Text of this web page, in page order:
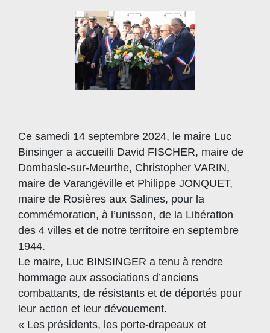
Ce samedi 14 septembre 2024, le maire Luc
Binsinger a accueilli David FISCHER, maire de
Dombasle-sur-Meurthe, Christopher VARIN,
maire de Varangéville et Philippe JONQUET,
maire de Rosières aux Salines, pour la
commémoration, à l’unisson, de la Libération
des 4 villes et de notre territoire en septembre
1944.
Le maire, Luc BINSINGER a tenu à rendre
hommage aux associations d’anciens
combattants, de résistants et de déportés pour
leur action et leur dévouement.
« Les présidents, les porte-drapeaux et